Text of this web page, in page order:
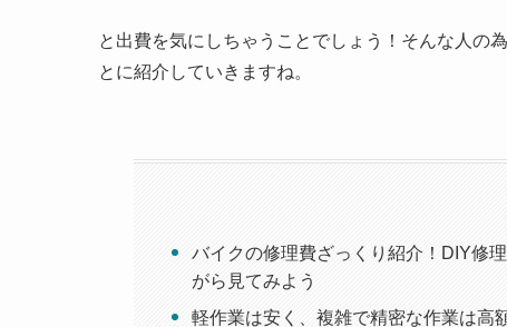
と出費を気にしちゃうことでしょう！そんな人の
とに紹介していきますね。
バイクの修理費ざっくり紹介！DIY修
がら見てみよう
軽作業は安く、複雑で精密な作業は高